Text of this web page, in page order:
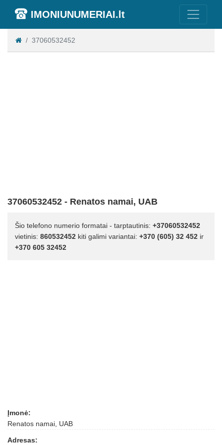
IMONIUNUMERIAI.lt
37060532452
37060532452 - Renatos namai, UAB
Šio telefono numerio formatai - tarptautinis: +37060532452
vietinis: 860532452 kiti galimi variantai: +370 (605) 32 452 ir
+370 605 32452
Įmonė:
Renatos namai, UAB
Adresas: